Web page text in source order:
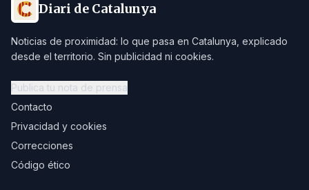
Diari de Catalunya
Noticias de proximidad: lo que pasa en Catalunya, explicado
desde el territorio. Sin publicidad ni cookies.
Publica tu nota de prensa
Contacto
Privacidad y cookies
Correcciones
Código ético